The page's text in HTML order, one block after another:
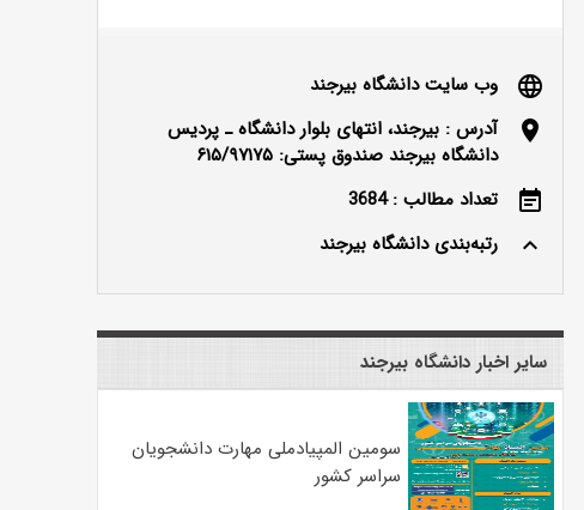
language
وب سایت دانشگاه بیرجند
location_on
آدرس : بیرجند، انتهای بلوار دانشگاه ـ پردیس
دانشگاه بیرجند صندوق پستی: ۶۱۵/۹۷۱۷۵
event_note
تعداد مطالب : 3684
keyboard_arrow_up
رتبه‌بندی دانشگاه بیرجند
سایر اخبار دانشگاه بیرجند
سومین المپیادملی مهارت دانشجویان
سراسر کشور